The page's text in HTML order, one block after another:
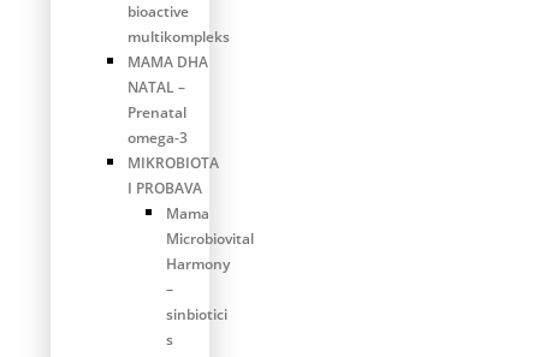
bioactive
multikompleks
MAMA DHA
NATAL –
Prenatal
omega-3
MIKROBIOTA
I PROBAVA
Mama
Microbiovital
Harmony
–
sinbiotici
s